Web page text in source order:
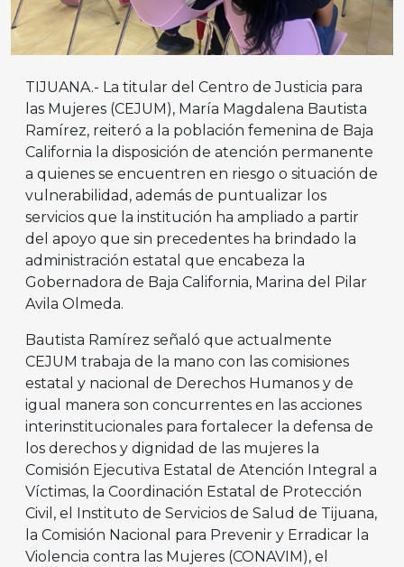
TIJUANA.- La titular del Centro de Justicia para
las Mujeres (CEJUM), María Magdalena Bautista
Ramírez, reiteró a la población femenina de Baja
California la disposición de atención permanente
a quienes se encuentren en riesgo o situación de
vulnerabilidad, además de puntualizar los
servicios que la institución ha ampliado a partir
del apoyo que sin precedentes ha brindado la
administración estatal que encabeza la
Gobernadora de Baja California, Marina del Pilar
Avila Olmeda.
Bautista Ramírez señaló que actualmente
CEJUM trabaja de la mano con las comisiones
estatal y nacional de Derechos Humanos y de
igual manera son concurrentes en las acciones
interinstitucionales para fortalecer la defensa de
los derechos y dignidad de las mujeres la
Comisión Ejecutiva Estatal de Atención Integral a
Víctimas, la Coordinación Estatal de Protección
Civil, el Instituto de Servicios de Salud de Tijuana,
la Comisión Nacional para Prevenir y Erradicar la
Violencia contra las Mujeres (CONAVIM), el